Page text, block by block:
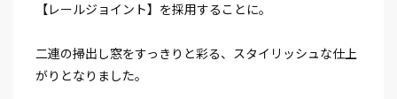
【レールジョイント】を採用することに。
二連の掃出し窓をすっきりと彩る、スタイリッシュな仕上
がりとなりました。